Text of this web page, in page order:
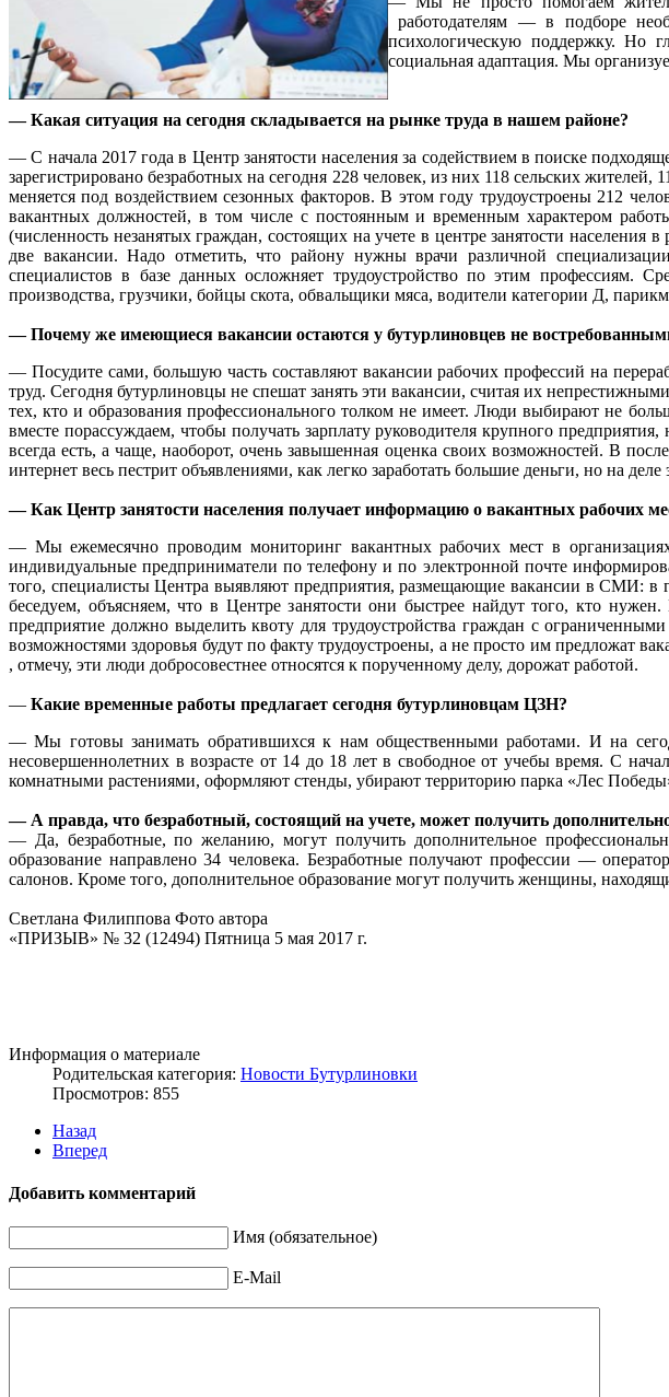
работодателям — в подборе
психологическую поддержку. Но
социальная адаптация. Мы
— Какая ситуация на сегодня складывается на рынке труда в нашем районе?
— С начала 2017 года в Центр занятости населения за содействием в поиске
зарегистрировано безработных на сегодня 228 человек, из них 118 сельских
меняется под воздействием сезонных факторов. В этом году трудоустроены 212
вакантных должностей, в том числе с постоянным и временным характером
(численность незанятых граждан, состоящих на учете в центре занятости населения
две вакансии. Надо отметить, что району нужны врачи различной
специалистов в базе данных осложняет трудоустройство по этим профессиям.
производства, грузчики, бойцы скота, обвальщики мяса, водители категории Д,
— Почему же имеющиеся вакансии остаются у бутурлиновцев не
— Посудите сами, большую часть составляют вакансии рабочих профессий на
труд. Сегодня бутурлиновцы не спешат занять эти вакансии, считая их
тех, кто и образования профессионального толком не имеет. Люди выбирают не
вместе порассуждаем, чтобы получать зарплату руководителя крупного
всегда есть, а чаще, наоборот, очень завышенная оценка своих возможностей. В
интернет весь пестрит объявлениями, как легко заработать большие деньги, но на деле
— Как Центр занятости населения получает информацию о вакантных рабочих
— Мы ежемесячно проводим мониторинг вакантных рабочих мест в
индивидуальные предприниматели по телефону и по электронной почте
того, специалисты Центра выявляют предприятия, размещающие вакансии в СМИ: в
беседуем, объясняем, что в Центре занятости они быстрее найдут того, кто
предприятие должно выделить квоту для трудоустройства граждан с
возможностями здоровья будут по факту трудоустроены, а не просто им предложат
, отмечу, эти люди добросовестнее относятся к порученному делу, дорожат работой.
— Какие временные работы предлагает сегодня бутурлиновцам ЦЗН?
— Мы готовы занимать обратившихся к нам общественными работами. И на
несовершеннолетних в возрасте от 14 до 18 лет в свободное от учебы время. С
комнатными растениями, оформляют стенды, убирают территорию парка «Лес
— А правда, что безработный, состоящий на учете, может получить
— Да, безработные, по желанию, могут получить дополнительное
образование направлено 34 человека. Безработные получают профессии —
салонов. Кроме того, дополнительное образование могут получить женщины,
Светлана Филиппова Фото автора
«ПРИЗЫВ» № 32 (12494) Пятница 5 мая 2017 г.
Информация о материале
Родительская категория: Новости Бутурлиновки
Просмотров: 855
Назад
Вперед
Добавить комментарий
Имя (обязательное)
E-Mail